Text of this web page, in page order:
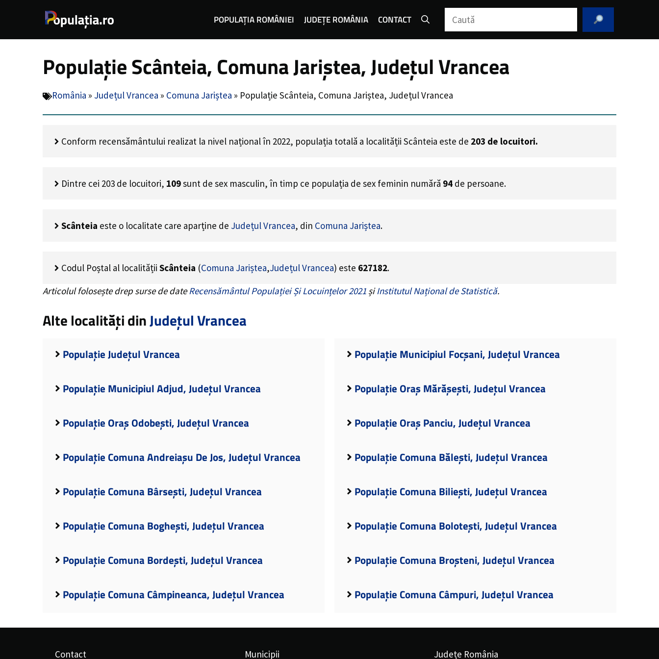
POPULAȚIA ROMÂNIEI JUDEȚE ROMÂNIA CONTACT Caută
Populație Scânteia, Comuna Jariștea, Județul Vrancea
România » Județul Vrancea » Comuna Jariștea » Populație Scânteia, Comuna Jariștea, Județul Vrancea
Conform recensământului realizat la nivel național în 2022, populația totală a localității Scânteia este de 203 de locuitori.
Dintre cei 203 de locuitori, 109sunt de sex masculin, în timp ce populația de sex feminin numără 94 de persoane.
Scânteia este o localitate care aparține de Județul Vrancea, din Comuna Jariștea.
Codul Poștal al localității Scânteia (Comuna Jariștea,Județul Vrancea) este 627182.
Articolul folosește drep surse de dateRecensământul Populației Și Locuințelor 2021 șiInstitutul Național de Statistică.
Alte localități dinJudețul Vrancea
Populație Județul Vrancea Populație Municipiul Focșani, Județul Vrancea
Populație Municipiul Adjud, Județul Vrancea Populație Oraș Mărășești, Județul Vrancea
Populație Oraș Odobești, Județul Vrancea Populație Oraș Panciu, Județul Vrancea
Populație Comuna Andreiașu De Jos, Județul Vrancea Populație Comuna Bălești, Județul Vrancea
Populație Comuna Bârsești, Județul Vrancea Populație Comuna Biliești, Județul Vrancea
Populație Comuna Boghești, Județul Vrancea Populație Comuna Bolotești, Județul Vrancea
Populație Comuna Bordești, Județul Vrancea Populație Comuna Broșteni, Județul Vrancea
Populație Comuna Câmpineanca, Județul Vrancea Populație Comuna Câmpuri, Județul Vrancea
Contact Municipii Județe România